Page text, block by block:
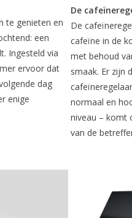
te genieten en
een
Ingesteld via
ervoor dat
dag
enige
De
De
cafeïne in de
met behoud
smaak. Er zijn
normaal en
niveau – komt
van de